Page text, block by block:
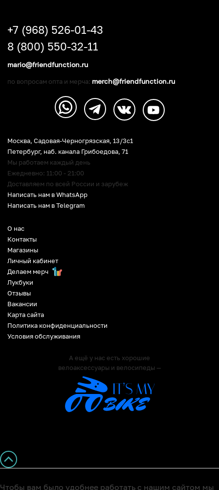
О нас
Контакты
Магазины
Личный кабинет
Делаем мерч
Лукбуки
Отзывы
Вакансии
Карта сайта
Политика конфиденциальности
Условия обслуживания
А ещё у нас есть хорошие
велоаксессуары и велосипеды —
Москва, Садовая-Черногрязская, 13/3c1
Петербург, наб. канала Грибоедова, 71
Мы работаем каждый день
Ежедневно: 11:00 - 21:00
Доставляем по всей России и зарубеж
Написать нам в WhatsApp
Написать нам в Telegram
+7 (968) 526-01-43
8 (800) 550-32-11
mario@friendfunction.ru
по вопросам опта и мерча: merch@friendfunction.ru
Чтобы вам было удобнее работать с нашим сайтом мы